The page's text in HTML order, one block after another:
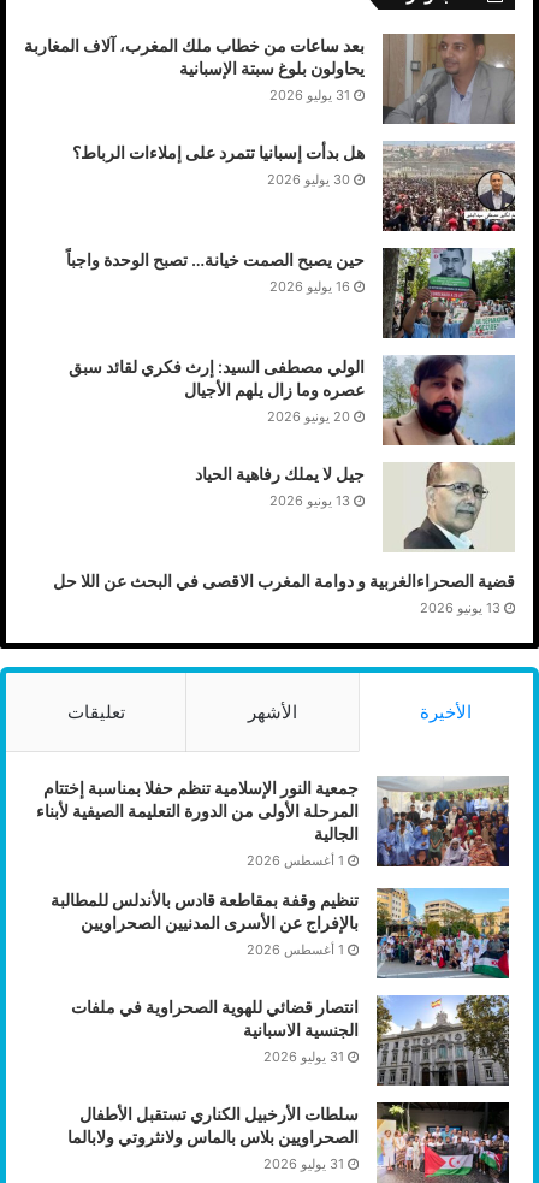
بعد ساعات من خطاب ملك المغرب، آلاف المغاربة
يحاولون بلوغ سبتة الإسبانية
31 يوليو 2026
هل بدأت إسبانيا تتمرد على إملاءات الرباط؟
30 يوليو 2026
حين يصبح الصمت خيانة… تصبح الوحدة واجباً
16 يوليو 2026
الولي مصطفى السيد: إرث فكري لقائد سبق
عصره وما زال يلهم الأجيال
20 يونيو 2026
جيل لا يملك رفاهية الحياد
13 يونيو 2026
قضية الصحراءالغربية و دوامة المغرب الاقصى في البحث عن اللا حل
13 يونيو 2026
الأخيرة الأشهر تعليقات
جمعية النور الإسلامية تنظم حفلا بمناسبة إختتام
المرحلة الأولى من الدورة التعليمة الصيفية لأبناء
الجالية
1 أغسطس 2026
تنظيم وقفة بمقاطعة قادس بالأندلس للمطالبة
بالإفراج عن الأسرى المدنيين الصحراويين
1 أغسطس 2026
انتصار قضائي للهوية الصحراوية في ملفات
الجنسية الاسبانية
31 يوليو 2026
سلطات الأرخبيل الكناري تستقبل الأطفال
الصحراويين بلاس بالماس ولانثروتي ولابالما
31 يوليو 2026